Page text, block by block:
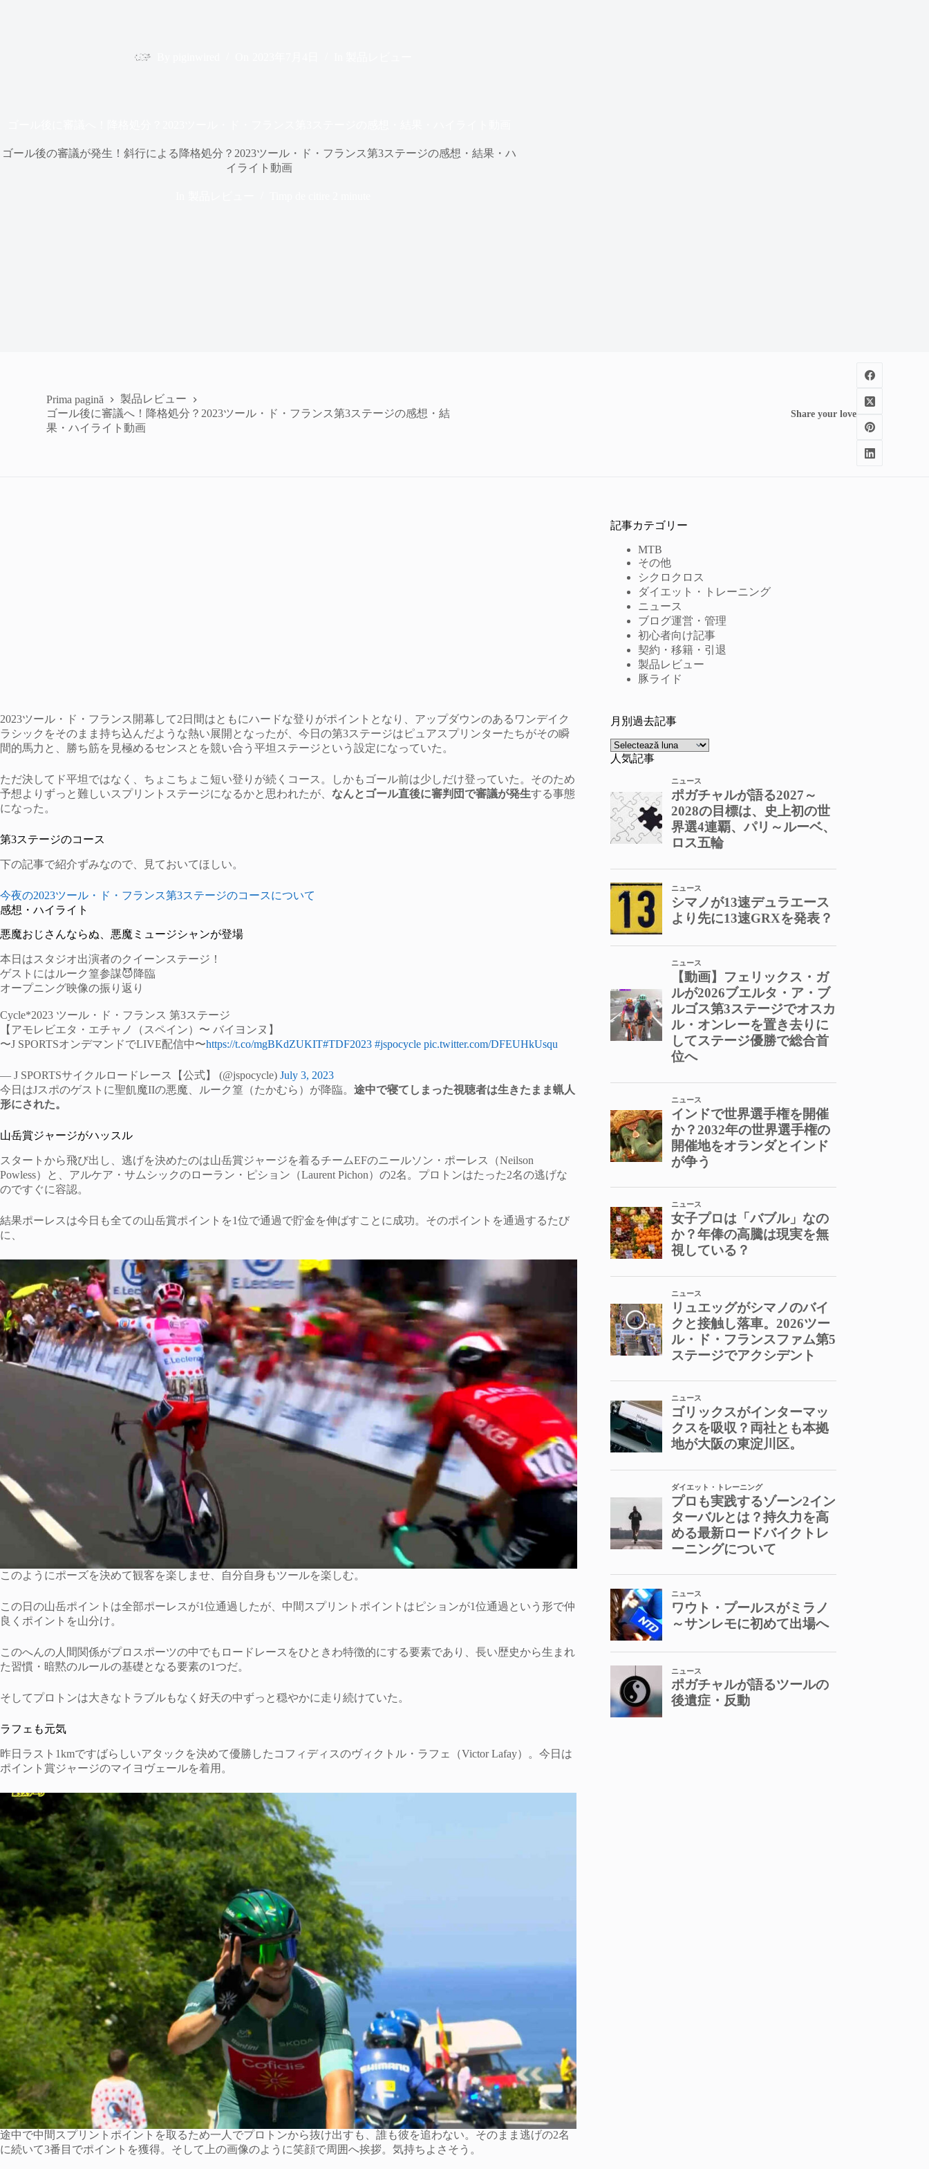
ゴール後の審議が発生！斜行による降格処分？2023ツール・ド・フランス第3ステージの感想・結果・ハ
イライト動画
Prima pagină
製品レビュー
ゴール後に審議へ！降格処分？2023ツール・ド・フランス第3ステージの感想・結
果・ハイライト動画
Share your love
2023ツール・ド・フランス開幕して2日間はともにハードな登りがポイントとなり、アップダウンのあるワンデイク
ラシックをそのまま持ち込んだような熱い展開となったが、今日の第3ステージはピュアスプリンターたちがその瞬
間的馬力と、勝ち筋を見極めるセンスとを競い合う平坦ステージという設定になっていた。
ただ決してド平坦ではなく、ちょこちょこ短い登りが続くコース。しかもゴール前は少しだけ登っていた。そのため
予想よりずっと難しいスプリントステージになるかと思われたが、 なんとゴール直後に審判団で審議が発生する事態
になった。
第3ステージのコース
下の記事で紹介ずみなので、見ておいてほしい。
今夜の2023ツール・ド・フランス第3ステージのコースについて
感想・ハイライト
悪魔おじさんならぬ、悪魔ミュージシャンが登場
本日はスタジオ出演者のクイーンステージ！
ゲストにはルーク篁参謀😈降臨
オープニング映像の振り返り
Cycle*2023 ツール・ド・フランス 第3ステージ
【アモレビエタ・エチャノ（スペイン）〜 バイヨンヌ】
〜J SPORTSオンデマンドでLIVE配信中〜https://t.co/mgBKdZUKIT#TDF2023 #jspocycle pic.twitter.com/DFEUHkUsqu
— J SPORTSサイクルロードレース【公式】 (@jspocycle) July 3, 2023
今日はJスポのゲストに聖飢魔IIの悪魔、ルーク篁（たかむら）が降臨。 途中で寝てしまった視聴者は生きたまま蝋人
形にされた。
山岳賞ジャージがハッスル
スタートから飛び出し、逃げを決めたのは山岳賞ジャージを着るチームEFのニールソン・ポーレス（Neilson
Powless）と、アルケア・サムシックのローラン・ピション（Laurent Pichon）の2名。プロトンはたった2名の逃げな
のですぐに容認。
結果ポーレスは今日も全ての山岳賞ポイントを1位で通過で貯金を伸ばすことに成功。そのポイントを通過するたび
に、
このようにポーズを決めて観客を楽しませ、自分自身もツールを楽しむ。
この日の山岳ポイントは全部ポーレスが1位通過したが、中間スプリントポイントはピションが1位通過という形で仲
良くポイントを山分け。
このへんの人間関係がプロスポーツの中でもロードレースをひときわ特徴的にする要素であり、長い歴史から生まれ
た習慣・暗黙のルールの基礎となる要素の1つだ。
そしてプロトンは大きなトラブルもなく好天の中ずっと穏やかに走り続けていた。
ラフェも元気
昨日ラスト1kmですばらしいアタックを決めて優勝したコフィディスのヴィクトル・ラフェ（Victor Lafay）。今日は
ポイント賞ジャージのマイヨヴェールを着用。
途中で中間スプリントポイントを取るため一人でプロトンから抜け出すも、誰も彼を追わない。そのまま逃げの2名
に続いて3番目でポイントを獲得。そして上の画像のように笑顔で周囲へ挨拶。気持ちよさそう。
記事カテゴリー
MTB
その他
シクロクロス
ダイエット・トレーニング
ニュース
ブログ運営・管理
初心者向け記事
契約・移籍・引退
製品レビュー
豚ライド
月別過去記事
Arhive
人気記事